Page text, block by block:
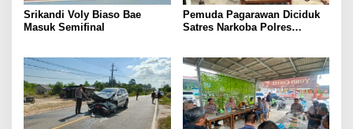
Srikandi Voly Biaso Bae
Masuk Semifinal
Pemuda Pagarawan Diciduk
Satres Narkoba Polres